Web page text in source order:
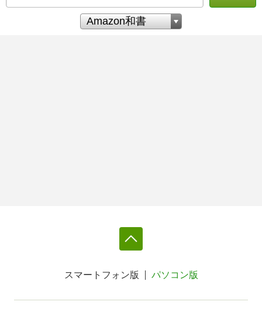
スマートフォン版 パソコン版